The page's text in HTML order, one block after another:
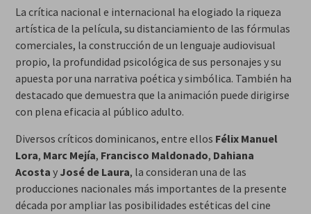
La crítica nacional e internacional ha elogiado la riqueza
artística de la película, su distanciamiento de las fórmulas
comerciales, la construcción de un lenguaje audiovisual
propio, la profundidad psicológica de sus personajes y su
apuesta por una narrativa poética y simbólica. También ha
destacado que demuestra que la animación puede dirigirse
con plena eficacia al público adulto.
Diversos críticos dominicanos, entre ellos Félix Manuel
Lora, Marc Mejía, Francisco Maldonado, Dahiana
Acosta y José de Laura, la consideran una de las
producciones nacionales más importantes de la presente
década por ampliar las posibilidades estéticas del cine